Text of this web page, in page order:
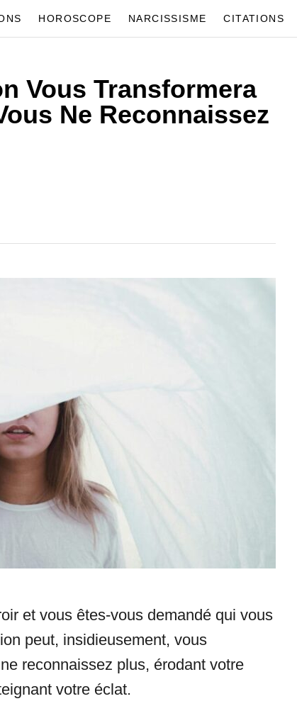
HOROSCOPE NARCISSISME CITATIONS
Vous Transformera
Ne Reconnaissez
et vous êtes-vous demandé qui vous
peut, insidieusement, vous
reconnaissez plus, érodant votre
votre éclat.